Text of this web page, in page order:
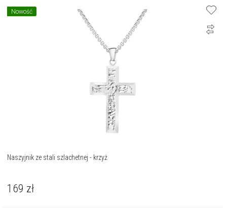
Nowość
Naszyjnik ze stali szlachetnej - krzyż
169 zł